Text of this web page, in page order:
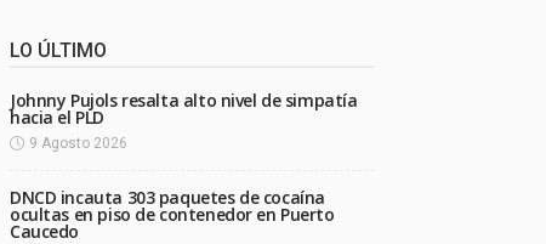
LO ÚLTIMO
Johnny Pujols resalta alto nivel de simpatía
hacia el PLD
9 Agosto 2026
DNCD incauta 303 paquetes de cocaína
ocultas en piso de contenedor en Puerto
Caucedo